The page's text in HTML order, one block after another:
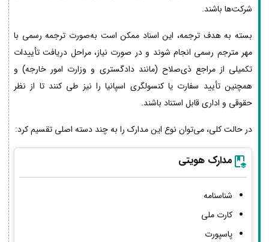
شرکت‌ها باشند.
بسته به هدف ترجمه، این اسناد ممکن است به‌صورت ترجمه رسمی با
مهر مترجم رسمی انجام شوند و در صورت نیاز، مراحل دریافت تأییدات
تکمیلی از مراجع ذی‌صلاح (مانند دادگستری و وزارت امور خارجه) و
همچنین تأیید سفارت یا کنسولگری اسپانیا را نیز طی کنند تا از نظر
حقوقی و اداری قابل استناد باشند.
در حالت کلی، می‌توان نوع این مدارک را به چند دسته اصلی تقسیم کرد:
مدارک هویتی
شناسنامه
کارت ملی
پاسپورت